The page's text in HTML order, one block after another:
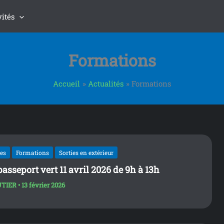
Formations
Accueil Actualités Formations
Formations Sorties en extérieur
vert 11 avril 2026 de 9h à 13h
•13 février 2026